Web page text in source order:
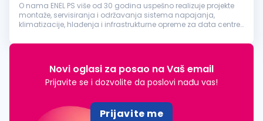
O nama ENEL PS više od 30 godina uspešno realizuje projekte
montaže, servisiranja i održavanja sistema napajanja,
klimatizacije, hlađenja i infrastrukturne opreme za data centre
bavimo se p...
Novi oglasi za posao na Vaš email
Prijavite se i dozvolite da poslovi nađu vas!
Prijavite me